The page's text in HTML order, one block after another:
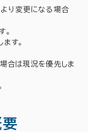
り変更になる場合
。
す。
合は現況を優先しま